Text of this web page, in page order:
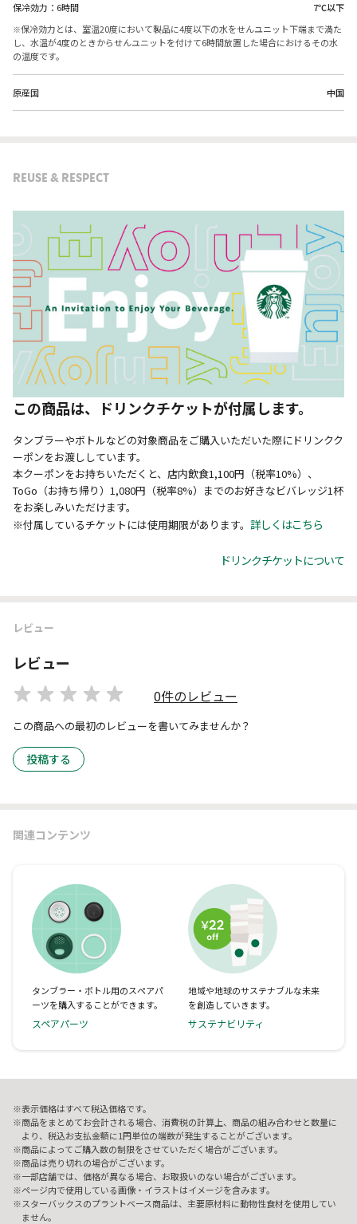
保冷効力：6時間
7℃以下
保冷効力とは、室温20度において製品に4度以下の水をせんユニット下端まで満た
し、水温が4度のときからせんユニットを付けて6時間放置した場合におけるその水
の温度です。
原産国 中国
REUSE & RESPECT
この商品は、ドリンクチケットが付属します。
タンブラーやボトルなどの対象商品をご購入いただいた際にドリンクク
ーポンをお渡ししています。
本クーポンをお持ちいただくと、店内飲食1,100円（税率10%）、
ToGo（お持ち帰り）1,080円（税率8%）までのお好きなビバレッジ1杯
をお楽しみいただけます。
※付属しているチケットには使用期限があります。 詳しくはこちら
ドリンクチケットについて
レビュー
レビュー
0件のレビュー
この商品への最初のレビューを書いてみませんか？
投稿する
関連コンテンツ
タンブラー・ボトル用のスペアパ
ーツを購入することができます。
スペアパーツ
地域や地球のサステナブルな未来
を創造していきます。
サステナビリティ
表示価格はすべて税込価格です。
商品をまとめてお会計される場合、消費税の計算上、商品の組み合わせと数量に
より、税込お支払金額に1円単位の端数が発生することがございます。
商品によってご購入数の制限をさせていただく場合がございます。
商品は売り切れの場合がございます。
一部店舗では、価格が異なる場合、お取扱いのない場合がございます。
ページ内で使用している画像・イラストはイメージを含みます。
スターバックスのプラントベース商品は、主要原材料に動物性食材を使用してい
ません。